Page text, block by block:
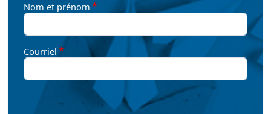
Nom et prénom
Courriel